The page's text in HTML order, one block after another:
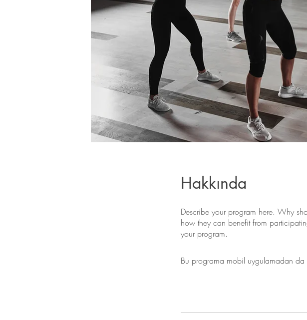
Hakkında
Describe your program here. Why
how they can benefit from
your program.
Bu programa mobil uygulamadan da